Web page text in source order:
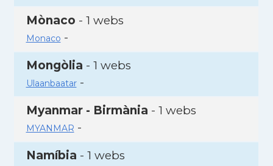
Mònaco - 1 webs
Monaco -
Mongòlia - 1 webs
Ulaanbaatar-
Myanmar - Birmània - 1 webs
MYANMAR -
Namíbia - 1 webs